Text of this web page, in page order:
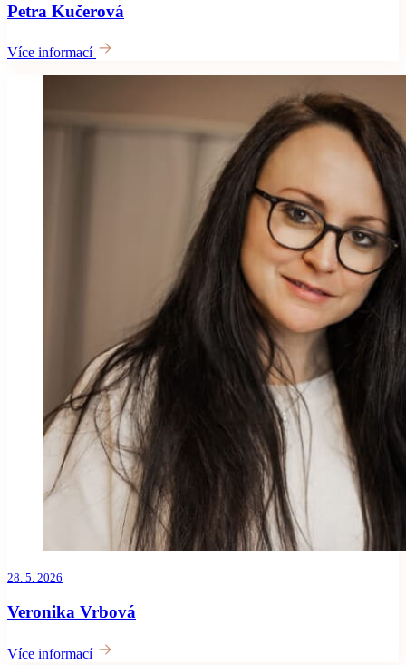
Petra Kučerová
Více informací
28. 5. 2026
Veronika Vrbová
Více informací